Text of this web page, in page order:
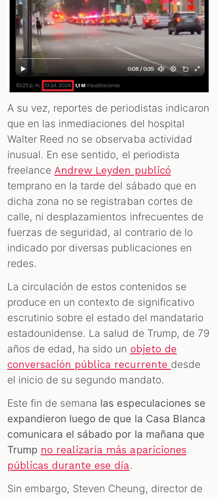
A su vez, reportes de periodistas indicaron
que en las inmediaciones del hospital
Walter Reed no se observaba actividad
inusual. En ese sentido, el periodista
freelance Andrew Leyden publicó
temprano en la tarde del sábado que en
dicha zona no se registraban cortes de
calle, ni desplazamientos infrecuentes de
fuerzas de seguridad, al contrario de lo
indicado por diversas publicaciones en
redes.
La circulación de estos contenidos se
produce en un contexto de significativo
escrutinio sobre el estado del mandatario
estadounidense. La salud de Trump, de 79
años de edad, ha sido un objeto de
conversación pública recurrente desde
el inicio de su segundo mandato.
Este fin de semana las especulaciones se
expandieron luego de que la Casa Blanca
comunicara el sábado por la mañana que
Trump no realizaría más apariciones
públicas durante ese día.
Sin embargo, Steven Cheung, director de